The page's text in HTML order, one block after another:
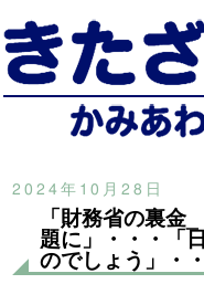
2024年10月28日
「財務省の裏金
題に」・・・「
のでしょう」・